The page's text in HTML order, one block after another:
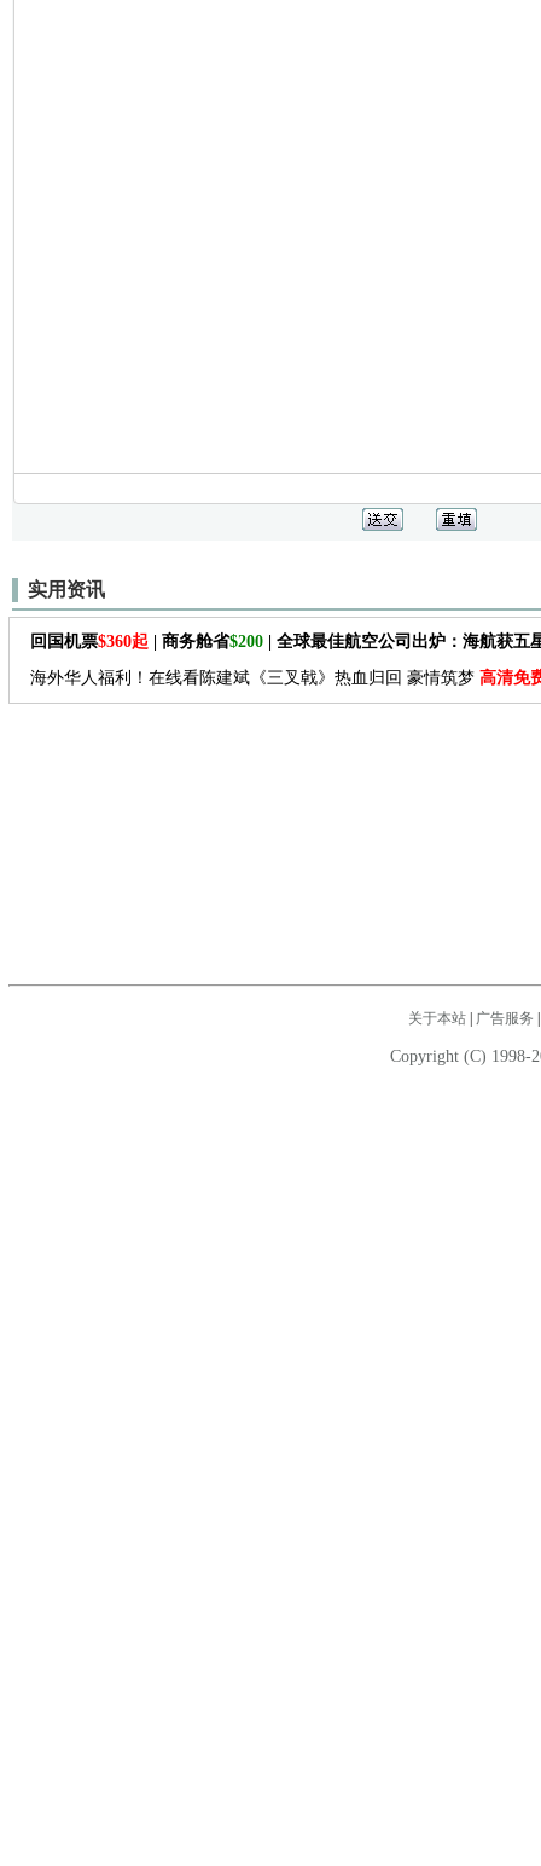
实用资讯
回国机票$360起 | 商务舱省$200 | 全球最佳航空公司出炉：海航获五
海外华人福利！在线看陈建斌《三叉戟》热血归回 豪情筑梦 高清免
关于本站| 广告服务
Copyright (C) 1998-